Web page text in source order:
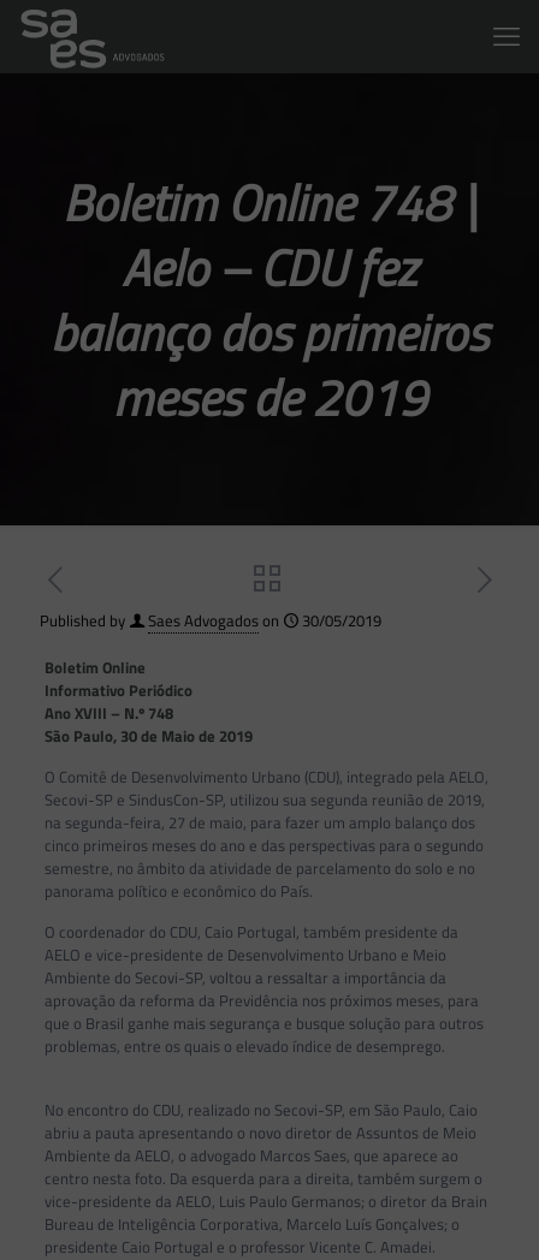
Boletim Online 748 |
Aelo – CDU fez
balanço dos primeiros
meses de 2019
Published by Saes Advogadoson
30/05/2019
Boletim Online
Informativo Periódico
Ano XVIII – N.º 748
São Paulo, 30 de Maio de 2019
O Comitê de Desenvolvimento Urbano (CDU), integrado pela AELO,
Secovi-SP e SindusCon-SP, utilizou sua segunda reunião de 2019,
na segunda-feira, 27 de maio, para fazer um amplo balanço dos
cinco primeiros meses do ano e das perspectivas para o segundo
semestre, no âmbito da atividade de parcelamento do solo e no
panorama político e econômico do País.
O coordenador do CDU, Caio Portugal, também presidente da
AELO e vice-presidente de Desenvolvimento Urbano e Meio
Ambiente do Secovi-SP, voltou a ressaltar a importância da
aprovação da reforma da Previdência nos próximos meses, para
que o Brasil ganhe mais segurança e busque solução para outros
problemas, entre os quais o elevado índice de desemprego.
No encontro do CDU, realizado no Secovi-SP, em São Paulo, Caio
abriu a pauta apresentando o novo diretor de Assuntos de Meio
Ambiente da AELO, o advogado Marcos Saes, que aparece ao
centro nesta foto. Da esquerda para a direita, também surgem o
vice-presidente da AELO, Luis Paulo Germanos; o diretor da Brain
Bureau de Inteligência Corporativa, Marcelo Luís Gonçalves; o
presidente Caio Portugal e o professor Vicente C. Amadei.